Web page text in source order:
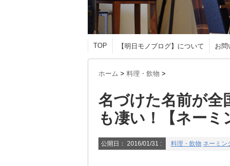
TOP 【明日モノブログ】について お問
ホーム > 料理・飲物 >
名づけた名前が全
も凄い！【ネーミ
公開日： 2016/01/31 : 料理・飲物 ネーミン